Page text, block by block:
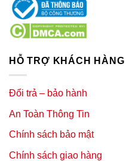
HỖ TRỢ KHÁCH HÀNG
Đổi trả – bảo hành
An Toàn Thông Tin
Chính sách bảo mật
Chính sách giao hàng